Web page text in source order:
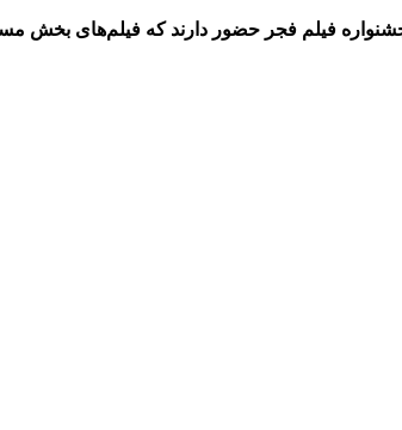
فیلم فجر حضور دارند که فیلم‌های